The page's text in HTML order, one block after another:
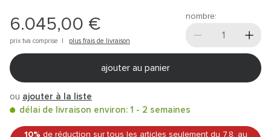
6.045,00 €
prix tva comprise | plus frais de livraison
nombre:
ajouter au panier
ou ajouter à la liste
délai de livraison environ: 1 - 2 semaines
10% de réduction sur tous les articles seulement du 7.8. au